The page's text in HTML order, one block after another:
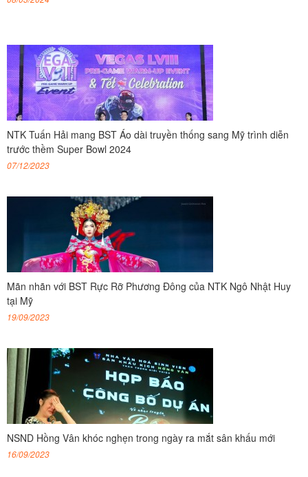
NTK Tuấn Hải mang BST Áo dài truyền thống sang Mỹ trình diễn
trước thềm Super Bowl 2024
07/12/2023
Mãn nhãn với BST Rực Rỡ Phương Đông của NTK Ngô Nhật Huy
tại Mỹ
19/09/2023
NSND Hồng Vân khóc nghẹn trong ngày ra mắt sân khấu mới
16/09/2023